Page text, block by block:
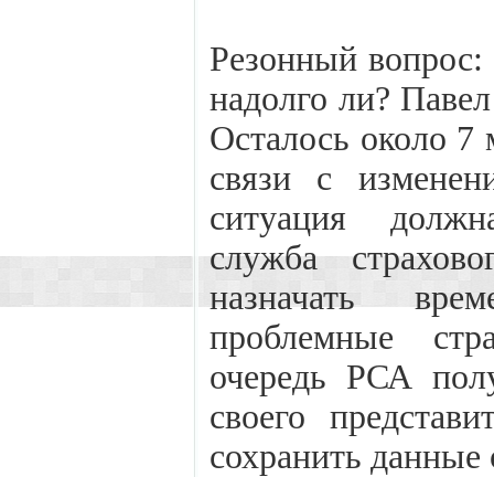
Резонный
надолго ли?
Осталось около 7
связи с
ситуация
служба
назначать
проблемные
очередь РСА
своего
сохранить данные